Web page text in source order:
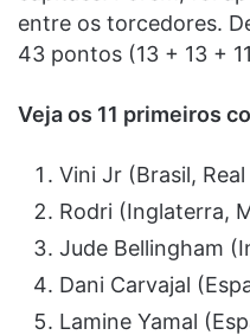
entre os torcedores.
43 pontos (13 + 13 +
Veja os 11 primeiros
Vini Jr (Brasil,
Rodri (Inglaterra,
Jude Bellingham
Dani Carvajal
Lamine Yamal